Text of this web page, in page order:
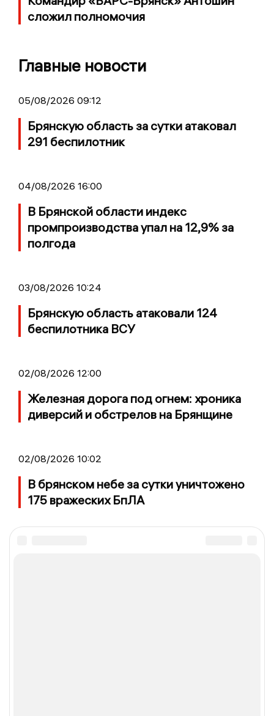
сложил полномочия
Главные новости
05/08/2026 09:12
Брянскую область за сутки атаковал
291 беспилотник
04/08/2026 16:00
В Брянской области индекс
промпроизводства упал на 12,9% за
полгода
03/08/2026 10:24
Брянскую область атаковали 124
беспилотника ВСУ
02/08/2026 12:00
Железная дорога под огнем: хроника
диверсий и обстрелов на Брянщине
02/08/2026 10:02
В брянском небе за сутки уничтожено
175 вражеских БпЛА